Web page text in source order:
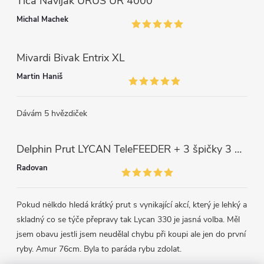
u
Michal Machek
Mivardi Bivak Entrix XL
Martin Haniš
Dávám 5 hvězdiček
Delphin Prut LYCAN TeleFEEDER + 3 špičky 3 m, 80 g
Radovan
Pokud nėlkdo hledá krátký prut s vynikající akcí, který je lehký a
skladný co se týče přepravy tak Lycan 330 je jasná volba. Měl
jsem obavu jestli jsem neudělal chybu při koupi ale jen do první
ryby. Amur 76cm. Byla to paráda rybu zdolat.